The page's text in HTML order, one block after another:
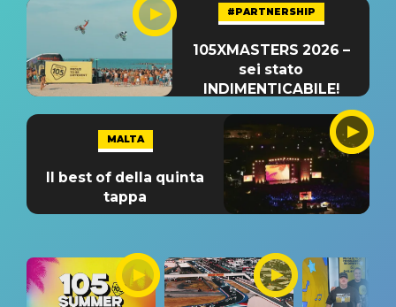
#PARTNERSHIP
105XMASTERS 2026 –
sei stato
INDIMENTICABILE!
MALTA
Il best of della quinta
tappa